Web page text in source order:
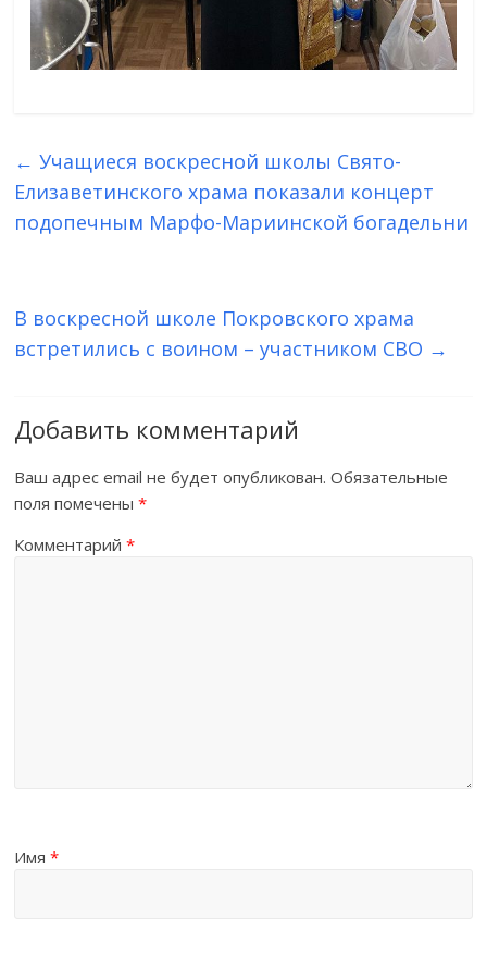
← Учащиеся воскресной школы Свято-
Елизаветинского храма показали концерт
подопечным Марфо-Мариинской богадельни
В воскресной школе Покровского храма
встретились с воином – участником СВО →
Добавить комментарий
Ваш адрес email не будет опубликован. Обязательные
поля помечены*
Комментарий*
Имя*